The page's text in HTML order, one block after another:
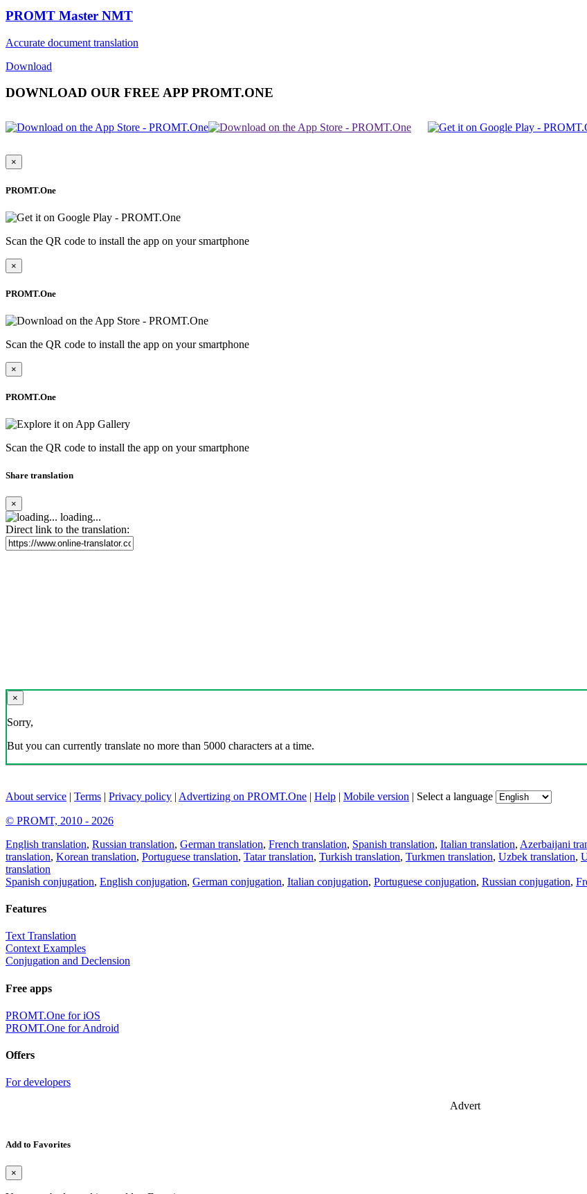
PROMT Master NMT
Accurate document translation
Download
DOWNLOAD OUR FREE APP PROMT.ONE
×
PROMT.One
Scan the QR code to install the app on your smartphone
×
PROMT.One
Scan the QR code to install the app on your smartphone
×
PROMT.One
Scan the QR code to install the app on your smartphone
Share translation
×
loading...
Direct link to the translation:
×
Sorry,
But you can currently translate no more than 5000 characters at a time.
About service | Terms | Privacy policy | Advertizing on PROMT.One | Help | Mobile version | Select a language
© PROMT, 2010 - 2026
English translation, Russian translation, German translation, French translation, Spanish translation, Italian translation, Azerbaijani
translation, Korean translation, Portuguese translation, Tatar translation, Turkish translation, Turkmen translation, Uzbek translation,
translation
Spanish conjugation, English conjugation, German conjugation, Italian conjugation, Portuguese conjugation, Russian conjugation,
Features
Text Translation
Context Examples
Conjugation and Declension
Free apps
PROMT.One for iOS
PROMT.One for Android
Offers
For developers
Advert
Add to Favorites
×